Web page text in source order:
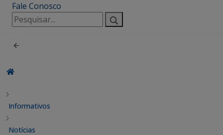
Fale Conosco
Pesquisar
por:
Informativos
Notícias